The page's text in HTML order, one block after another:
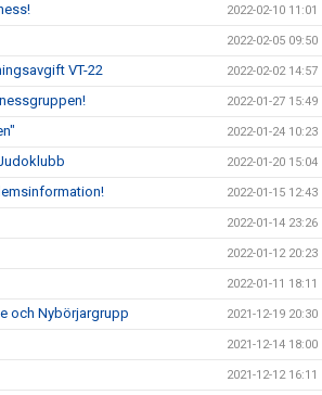
2022-02-10 11:01
2022-02-05 09:50
VT-22 2022-02-02 14:57
2022-01-27 15:49
2022-01-24 10:23
2022-01-20 15:04
2022-01-15 12:43
2022-01-14 23:26
2022-01-12 20:23
2022-01-11 18:11
och Nybörjargrupp 2021-12-19 20:30
2021-12-14 18:00
2021-12-12 16:11